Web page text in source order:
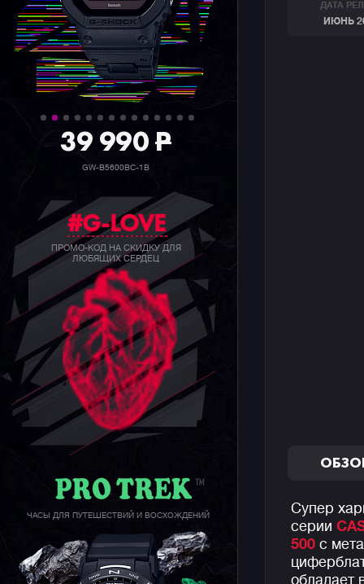
39 990P
GW-B5600BC-1B
#G-LOVE
ПРОМО-КОД НА СКИДКУ ДЛЯ
ЛЮБЯЩИХ СЕРДЕЦ
ЧАСЫ ДЛЯ ПУТЕШЕСТВИЙ И ВОСХОЖДЕНИЙ
ДАТА
ИЮНЬ
Супер
серии
500 с
обладает